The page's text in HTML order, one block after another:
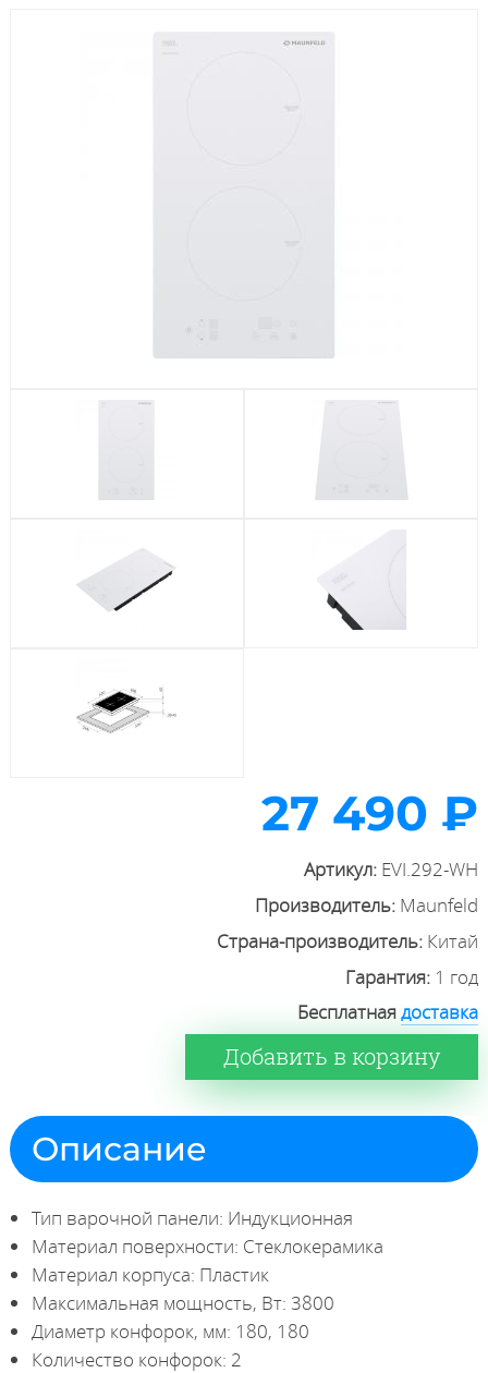
Стиральные машины
27 490 ₽
Артикул: EVI.292-WH
Производитель: Maunfeld
Страна-производитель: Китай
Гарантия: 1 год
Бесплатнаядоставка
Добавить в корзину
Описание
Тип варочной панели: Индукционная
Материал поверхности: Стеклокерамика
Материал корпуса: Пластик
Максимальная мощность, Вт: 3800
Диаметр конфорок, мм: 180, 180
Количество конфорок: 2